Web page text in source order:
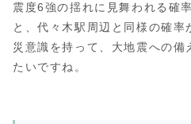
震度6強の揺れに見舞われる確
と、代々木駅周辺と同様の確
災意識を持って、大地震への備
たいですね。